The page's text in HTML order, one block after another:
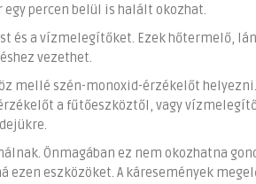
percen belül is halált okozhat.
és a vízmelegítőket. Ezek hőtermelő,
vezethet.
mellé szén-monoxid-érzékelőt
a fűtőeszköztől, vagy
Önmagában ez nem okozhatna
eszközöket. A káresemények